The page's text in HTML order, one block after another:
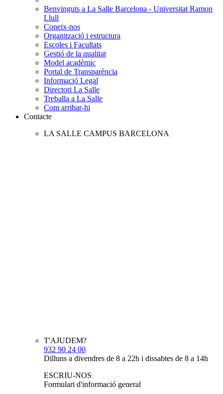
Benvinguts a La Salle Barcelona - Universitat Ramon
Llull
Coneix-nos
Organització i estructura
Escoles i Facultats
Gestió de la qualitat
Model acadèmic
Portal de Transparència
Informació Legal
Directori La Salle
Treballa a La Salle
Com arribar-hi
Contacte
LA SALLE CAMPUS BARCELONA
T'AJUDEM?
932 90 24 00
Dilluns a divendres de 8 a 22h i dissabtes de 8 a 14h
ESCRIU-NOS
Formulari d'informació general